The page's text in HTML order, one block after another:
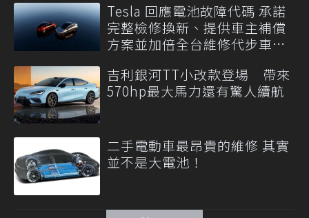
Tesla 回應電池故障代碼 承諾
完整檢修換新、提供車主補償
方案並加倍全台維修代步車數
吉利銀河TT小改款登場 帶來
570hp最大馬力還有驚人續航
二手電動車最昂貴的維修 其實
並不是大電池！